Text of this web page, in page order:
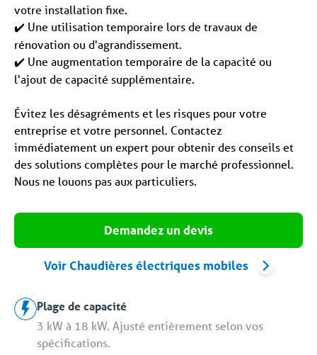
votre installation fixe.
✔️ Une utilisation temporaire lors de travaux de
rénovation ou d'agrandissement.
✔️ Une augmentation temporaire de la capacité ou
l'ajout de capacité supplémentaire.
Évitez les désagréments et les risques pour votre
entreprise et votre personnel. Contactez
immédiatement un expert pour obtenir des conseils et
des solutions complètes pour le marché professionnel.
Nous ne louons pas aux particuliers.
Demandez un devis
Voir Chaudières électriques mobiles
Plage de capacité
3 kW à 18 kW. Ajusté entièrement selon vos
spécifications.